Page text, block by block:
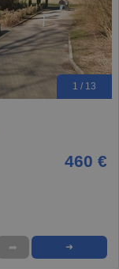
1 / 13
460 €
➦ ➜